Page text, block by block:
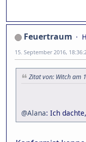
Feuertraum
15. September 2016,
Zitat von: Witch am
@Alana: Ich